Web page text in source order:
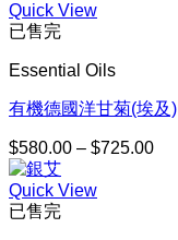
Quick View
已售完
Essential Oils
有機德國洋甘菊(埃及)
$580.00 – $725.00價
Quick View
已售完